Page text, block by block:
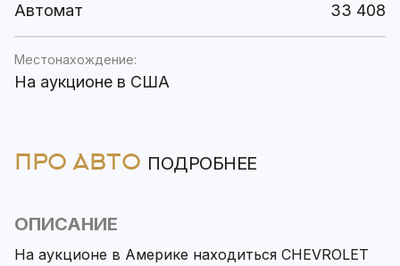
Автомат 33 408
Местонахождение:
На аукционе в США
ПРО АВТО ПОДРОБНЕЕ
ОПИСАНИЕ
На аукционе в Америке находиться CHEVROLET